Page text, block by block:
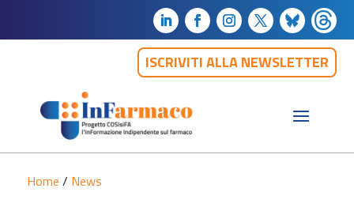
ISCRIVITI ALLA NEWSLETTER
Home / News